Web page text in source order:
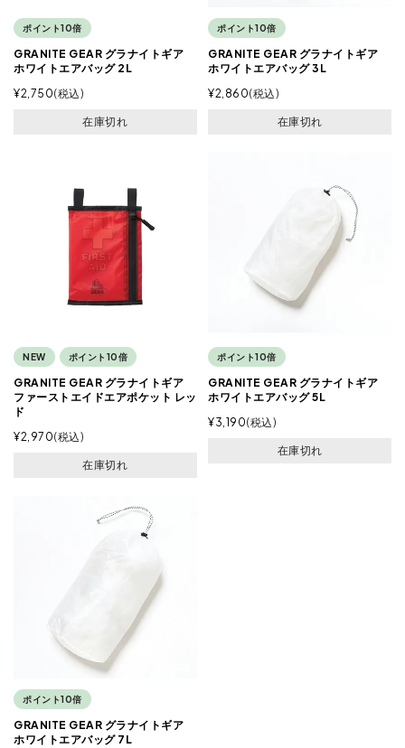
ポイント10倍
GRANITE GEAR グラナイトギア
ホワイトエアバッグ 2L
¥2,750 税込
在庫切れ
ポイント10倍
GRANITE GEAR グラナイトギア
ホワイトエアバッグ 3L
¥2,860 税込
在庫切れ
NEW ポイント10倍
GRANITE GEAR グラナイトギア
ファーストエイドエアポケット レッ
ド
¥2,970 税込
在庫切れ
ポイント10倍
GRANITE GEAR グラナイトギア
ホワイトエアバッグ 5L
¥3,190 税込
在庫切れ
ポイント10倍
GRANITE GEAR グラナイトギア
ホワイトエアバッグ 7L